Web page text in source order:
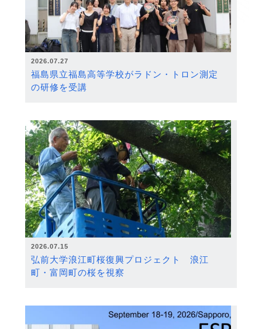
2026.07.27
福島県立福島高等学校がラドン・トロン測定
の研修を受講
2026.07.15
弘前大学浪江町桜復興プロジェクト 浪江
町・富岡町の桜を視察